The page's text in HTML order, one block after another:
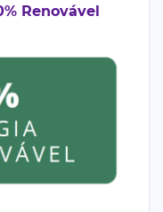
Renovável